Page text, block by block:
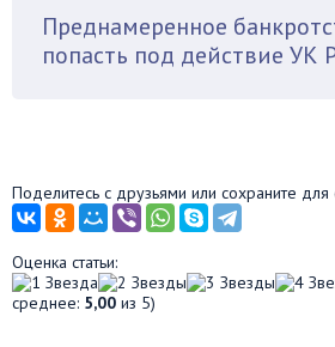
Преднамеренное
попасть под действие УК
Поделитесь с друзьями или сохраните для
Оценка статьи:
среднее: 5,00 из 5)